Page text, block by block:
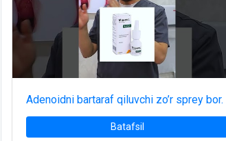
Adenoidni bartaraf qiluvchi zo’r sprey bor.
Batafsil